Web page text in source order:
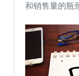
和销售量的瓶